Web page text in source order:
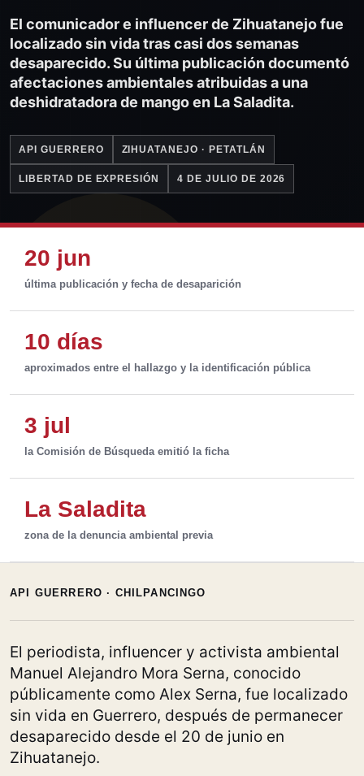
El comunicador e influencer de Zihuatanejo fue
localizado sin vida tras casi dos semanas
desaparecido. Su última publicación documentó
afectaciones ambientales atribuidas a una
deshidratadora de mango en La Saladita.
API GUERRERO ZIHUATANEJO · PETATLÁN
LIBERTAD DE EXPRESIÓN 4 DE JULIO DE 2026
20 jun
última publicación y fecha de desaparición
10 días
aproximados entre el hallazgo y la identificación pública
3 jul
la Comisión de Búsqueda emitió la ficha
La Saladita
zona de la denuncia ambiental previa
API GUERRERO · CHILPANCINGO
El periodista, influencer y activista ambiental
Manuel Alejandro Mora Serna, conocido
públicamente como Alex Serna, fue localizado
sin vida en Guerrero, después de permanecer
desaparecido desde el 20 de junio en
Zihuatanejo.